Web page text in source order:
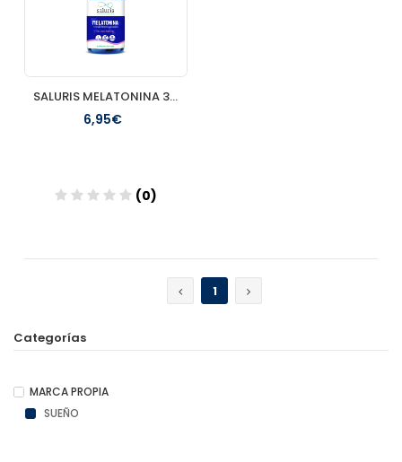
SALURIS MELATONINA 30 CAPSULAS
6,95€
(0)
1
Categorías
MARCA PROPIA
SUEÑO